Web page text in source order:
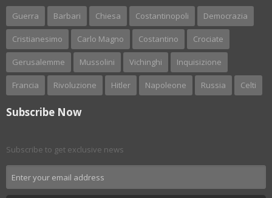
Guerra Barbari Chiesa Costantinopoli Democrazia
Cristianesimo Carlo Magno Costantino Crociate
Gerusalemme Mussolini Vichinghi Inquisizione
Francia Rivoluzione Hitler Napoleone Russia Celti
Subscribe Now
Subscribe to get exclusive news